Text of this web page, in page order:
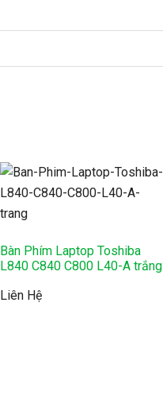
Bàn Phím Laptop Toshiba
L840 C840 C800 L40-A trắng
Liên Hệ